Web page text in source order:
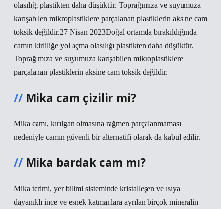
olasılığı plastikten daha düşüktür. Toprağımıza ve suyumuza
karışabilen mikroplastiklere parçalanan plastiklerin aksine cam
toksik değildir.27 Nisan 2023Doğal ortamda bırakıldığında
camın kirliliğe yol açma olasılığı plastikten daha düşüktür.
Toprağımıza ve suyumuza karışabilen mikroplastiklere
parçalanan plastiklerin aksine cam toksik değildir.
Mika cam çizilir mi?
Mika camı, kırılgan olmasına rağmen parçalanmaması
nedeniyle camın güvenli bir alternatifi olarak da kabul edilir.
Mika bardak cam mı?
Mika terimi, yer bilimi sisteminde kristalleşen ve ısıya
dayanıklı ince ve esnek katmanlara ayrılan birçok mineralin